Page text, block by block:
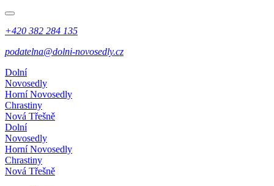
+420 382 284 135
podatelna@dolni-novosedly.cz
Dolní
Novosedly
Horní Novosedly
Chrastiny
Nová Třešně
Dolní
Novosedly
Horní Novosedly
Chrastiny
Nová Třešně